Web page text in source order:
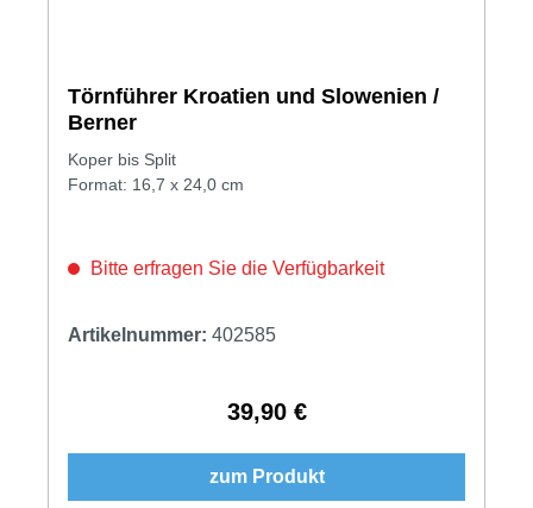
Törnführer Kroatien und Slowenien /
Berner
Koper bis Split
Format: 16,7 x 24,0 cm
Bitte erfragen Sie die Verfügbarkeit
Artikelnummer: 402585
Regulärer Preis:
39,90 €
zum Produkt